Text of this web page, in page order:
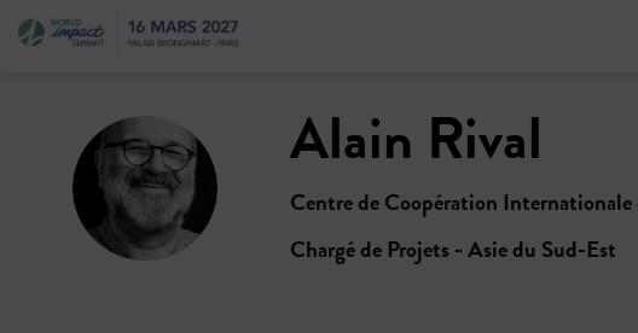
AR
Alain Rival
Centre de Coopération
Chargé de Projets - Asie du Sud-Est